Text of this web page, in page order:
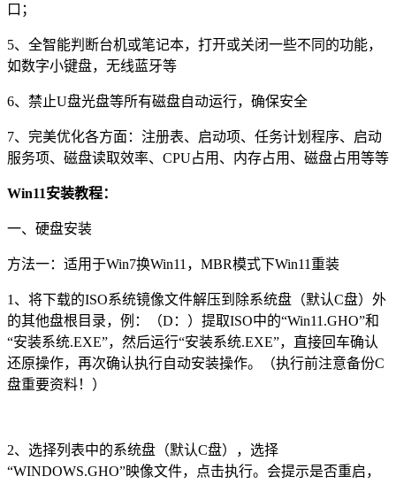
口；
5、全智能判断台机或笔记本，打开或关闭一些不同的功能，
如数字小键盘，无线蓝牙等
6、禁止U盘光盘等所有磁盘自动运行，确保安全
7、完美优化各方面：注册表、启动项、任务计划程序、启动
服务项、磁盘读取效率、CPU占用、内存占用、磁盘占用等等
Win11安装教程：
一、硬盘安装
方法一：适用于Win7换Win11，MBR模式下Win11重装
1、将下载的ISO系统镜像文件解压到除系统盘（默认C盘）外
的其他盘根目录，例：（D：）提取ISO中的“Win11.GHO”和
“安装系统.EXE”，然后运行“安装系统.EXE”，直接回车确认
还原操作，再次确认执行自动安装操作。（执行前注意备份C
盘重要资料！）
2、选择列表中的系统盘（默认C盘），选择
“WINDOWS.GHO”映像文件，点击执行。会提示是否重启，